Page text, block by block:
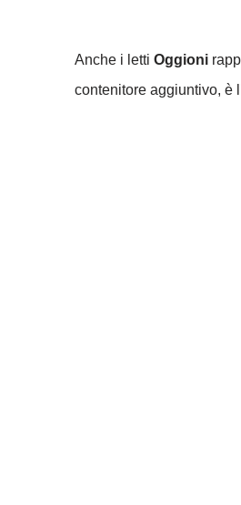
Anche i letti Oggioni
contenitore aggiuntivo, è